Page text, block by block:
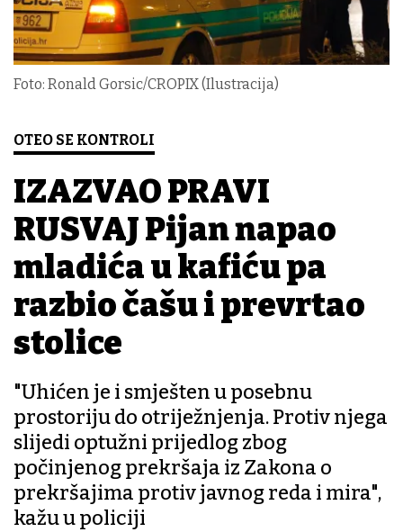
Foto: Ronald Gorsic/CROPIX (Ilustracija)
OTEO SE KONTROLI
IZAZVAO PRAVI
RUSVAJ Pijan napao
mladića u kafiću pa
razbio čašu i prevrtao
stolice
"Uhićen je i smješten u posebnu
prostoriju do otriježnjenja. Protiv njega
slijedi optužni prijedlog zbog
počinjenog prekršaja iz Zakona o
prekršajima protiv javnog reda i mira",
kažu u policiji